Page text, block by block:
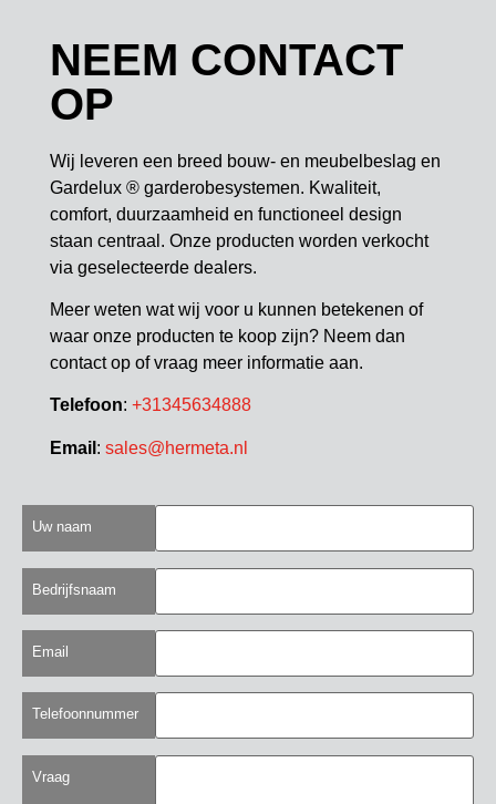
NEEM CONTACT
OP
Wij leveren een breed bouw- en meubelbeslag en
Gardelux ® garderobesystemen. Kwaliteit,
comfort, duurzaamheid en functioneel design
staan centraal. Onze producten worden verkocht
via geselecteerde dealers.
Meer weten wat wij voor u kunnen betekenen of
waar onze producten te koop zijn? Neem dan
contact op of vraag meer informatie aan.
Telefoon: +31345634888
Email : sales@hermeta.nl
Uw naam
Bedrijfsnaam
Email
Telefoonnummer
Vraag